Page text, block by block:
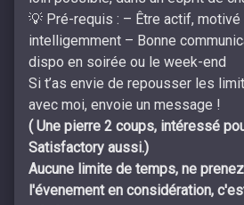
💡 Pré-requis : – Être actif, motivé
intelligemment – Bonne
dispo en soirée ou le week-end
Si t’as envie de repousser les
avec moi, envoie un message !
( Une pierre 2 coups, intéressé
Satisfactory aussi.)
Aucune limite de temps, ne
l'évenement en considération,